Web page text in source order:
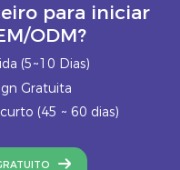
para iniciar
ODM?
(5~10 Dias)
Gratuita
(45 ~ 60 dias)